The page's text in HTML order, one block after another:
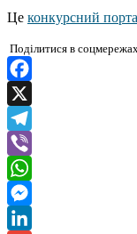
Це конкурсний
Поділитися в
Facebook
X
Telegram
Viber
WhatsApp
Messenger